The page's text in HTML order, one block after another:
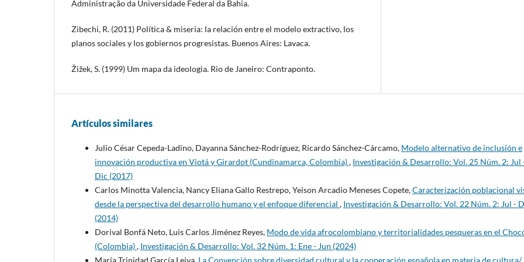
Administração da Universidade Federal da Bahia.
Zibechi, R. (2011) Política & miseria: la relación entre el modelo extractivo, los
planos sociales y los gobiernos progresistas. Buenos Aires: Lavaca.
Žižek, S. (1999) Um mapa da ideologia. Rio de Janeiro: Contraponto.
Artículos similares
Julio César Cepeda-Ladino, Dayanna Sánchez-Rodríguez, Ricardo Sánchez-Cárcamo, Modelo alternativo de inclusión e
innovación productiva en Viotá y Girardot (Cundinamarca, Colombia), Investigación & Desarrollo: Vol. 25 Núm. 2: Jul
Dic (2017)
Carlos Minotta Valencia, Nancy Eliana Gallo Restrepo, Yeison Arcadio Meneses Copete,Caracterización poblacional
desde la perspectiva del desarrollo humano y el enfoque diferencial , Investigación & Desarrollo: Vol. 22 Núm. 2: Jul -
(2014)
Dorival Bonfá Neto, Luis Carlos Jiménez Reyes, Modo de vida afrocolombiano y territorialidades pesqueras en el
(Colombia), Investigación & Desarrollo: Vol. 32 Núm. 1: Ene - Jun (2024)
María Trinidad García Leiva, La Convención sobre diversidad cultural y la cooperación española en materia de cultura/